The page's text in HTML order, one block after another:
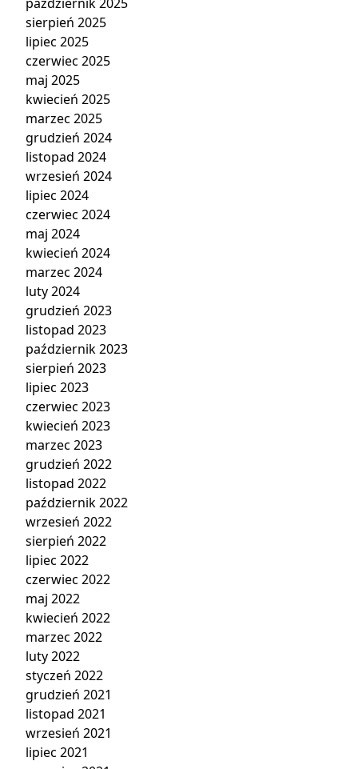
sierpień 2025
lipiec 2025
czerwiec 2025
maj 2025
kwiecień 2025
marzec 2025
grudzień 2024
listopad 2024
wrzesień 2024
lipiec 2024
czerwiec 2024
maj 2024
kwiecień 2024
marzec 2024
luty 2024
grudzień 2023
listopad 2023
październik 2023
sierpień 2023
lipiec 2023
czerwiec 2023
kwiecień 2023
marzec 2023
grudzień 2022
listopad 2022
październik 2022
wrzesień 2022
sierpień 2022
lipiec 2022
czerwiec 2022
maj 2022
kwiecień 2022
marzec 2022
luty 2022
styczeń 2022
grudzień 2021
listopad 2021
wrzesień 2021
lipiec 2021